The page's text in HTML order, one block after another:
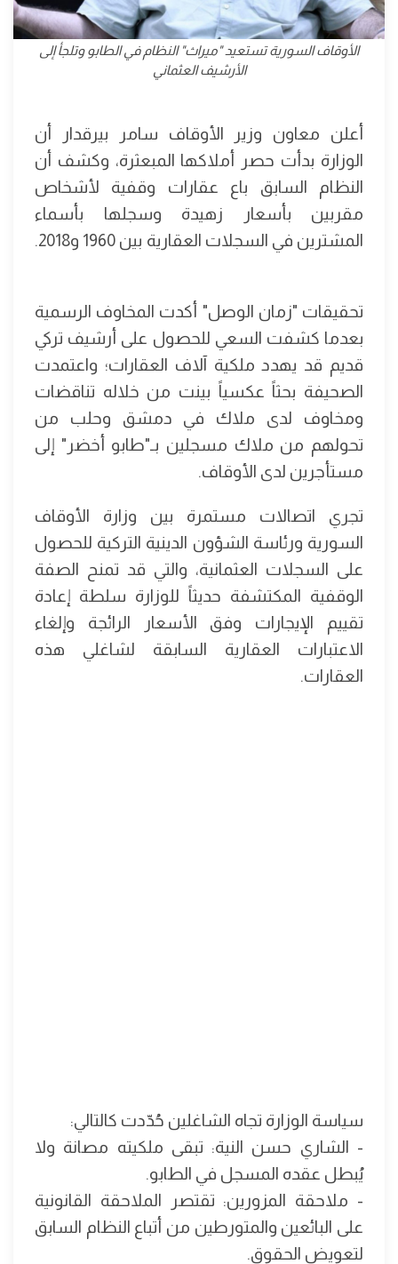
الأوقاف السورية تستعيد "ميراث" النظام في الطابو وتلجأ إلى
الأرشيف العثماني
أعلن معاون وزير الأوقاف سامر بيرقدار أن
الوزارة بدأت حصر أملاكها المبعثرة، وكشف أن
النظام السابق باع عقارات وقفية لأشخاص
مقربين بأسعار زهيدة وسجلها بأسماء
المشترين في السجلات العقارية بين 1960 و2018.
تحقيقات "زمان الوصل" أكدت المخاوف الرسمية
بعدما كشفت السعي للحصول على أرشيف تركي
قديم قد يهدد ملكية آلاف العقارات؛ واعتمدت
الصحيفة بحثاً عكسياً بينت من خلاله تناقضات
ومخاوف لدى ملاك في دمشق وحلب من
تحولهم من ملاك مسجلين بـ"طابو أخضر" إلى
مستأجرين لدى الأوقاف.
تجري اتصالات مستمرة بين وزارة الأوقاف
السورية ورئاسة الشؤون الدينية التركية للحصول
على السجلات العثمانية، والتي قد تمنح الصفة
الوقفية المكتشفة حديثاً للوزارة سلطة إعادة
تقييم الإيجارات وفق الأسعار الرائجة وإلغاء
الاعتبارات العقارية السابقة لشاغلي هذه
العقارات.
سياسة الوزارة تجاه الشاغلين حُدّدت كالتالي:
- الشاري حسن النية: تبقى ملكيته مصانة ولا
يُبطل عقده المسجل في الطابو.
- ملاحقة المزورين: تقتصر الملاحقة القانونية
على البائعين والمتورطين من أتباع النظام السابق
لتعويض الحقوق.